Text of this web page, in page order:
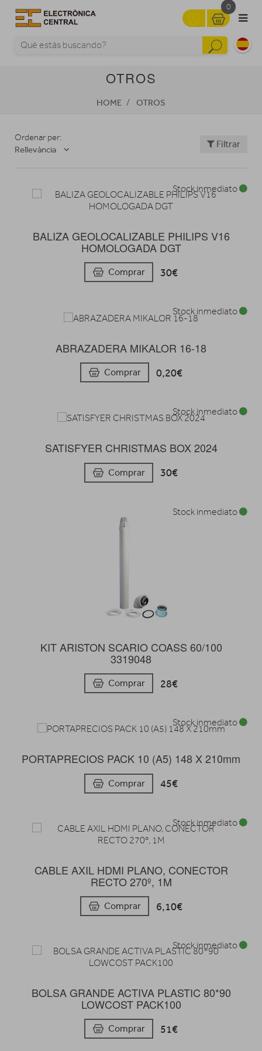
0
OTROS
HOME OTROS
Ordenar per:
Rellevància
Filtrar
BALIZA GEOLOCALIZABLE PHILIPS V16
HOMOLOGADA DGT
Comprar 30€
Stock inmediato
ABRAZADERA MIKALOR 16-18
Comprar 0,20€
Stock inmediato
SATISFYER CHRISTMAS BOX 2024
Comprar 30€
Stock inmediato
KIT ARISTON SCARIO COASS 60/100
3319048
Comprar 28€
Stock inmediato
PORTAPRECIOS PACK 10 (A5) 148 X 210mm
Comprar 45€
Stock inmediato
CABLE AXIL HDMI PLANO, CONECTOR
RECTO 270º, 1M
Comprar 6,10€
Stock inmediato
BOLSA GRANDE ACTIVA PLASTIC 80*90
LOWCOST PACK100
Comprar 51€
Stock inmediato